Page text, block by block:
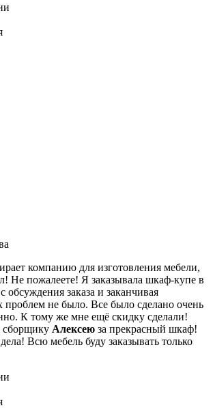
компанию для изготовления мебели,
Не пожалеете! Я заказывала шкаф-купе в
обсуждения заказа и заканчивая
не было. Все было сделано очень
К тому же мне ещё скидку сделали!
сборщику Алексею за прекрасный шкаф!
Всю мебель буду заказывать только